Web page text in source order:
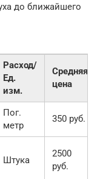
до ближайшего
Расход/
Ед.
изм.
Средняя
цена
Пог.
метр
350 руб.
Штука
2500
руб.